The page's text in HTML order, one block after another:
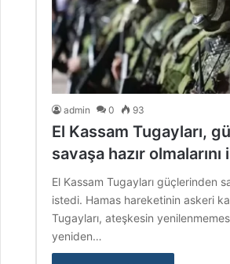
admin 0 93
El Kassam Tugayları,
savaşa hazır
El Kassam Tugayları güçlerinden
istedi. Hamas hareketinin askeri
Tugayları, ateşkesin
yeniden…